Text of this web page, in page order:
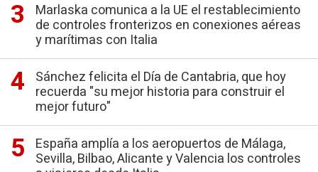
Marlaska comunica a la UE el restablecimiento
de controles fronterizos en conexiones aéreas
y marítimas con Italia
Sánchez felicita el Día de Cantabria, que hoy
recuerda "su mejor historia para construir el
mejor futuro"
España amplía a los aeropuertos de Málaga,
Sevilla, Bilbao, Alicante y Valencia los controles